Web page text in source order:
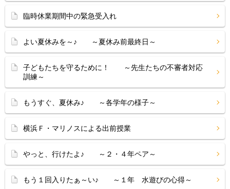
臨時休業期間中の緊急受入れ
よい夏休みを～♪ ～夏休み前最終日～
子どもたちを守るために！ ～先生たちの不審者対応
訓練～
もうすぐ、夏休み♪ ～各学年の様子～
横浜Ｆ・マリノスによる出前授業
やっと、行けたよ♪ ～２・４年ペア～
もう１回入りたぁ～い♪ ～１年 水遊びの心得～